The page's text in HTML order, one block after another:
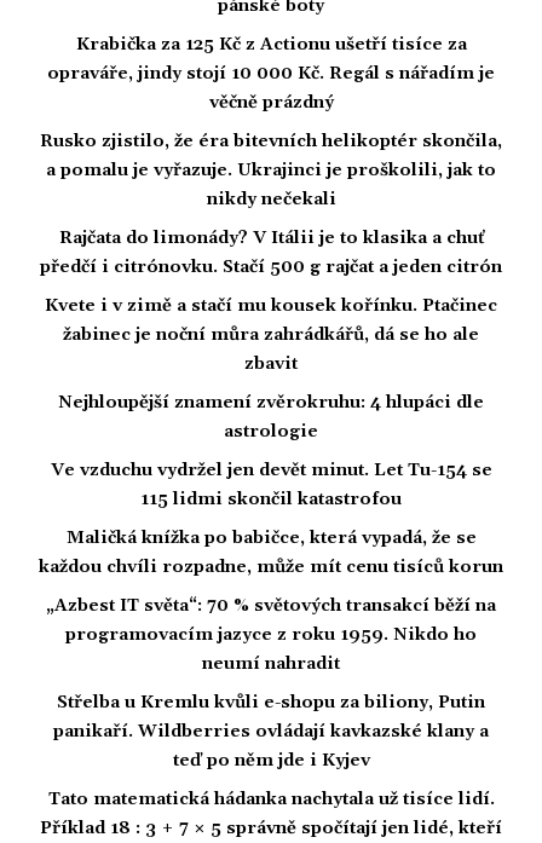
pánské boty
Krabička za 125 Kč z Actionu ušetří tisíce za
opraváře, jindy stojí 10 000 Kč. Regál s nářadím je
věčně prázdný
Rusko zjistilo, že éra bitevních helikoptér skončila,
a pomalu je vyřazuje. Ukrajinci je proškolili, jak to
nikdy nečekali
Rajčata do limonády? V Itálii je to klasika a chuť
předčí i citrónovku. Stačí 500 g rajčat a jeden citrón
Kvete i v zimě a stačí mu kousek kořínku. Ptačinec
žabinec je noční můra zahrádkářů, dá se ho ale
zbavit
Nejhloupější znamení zvěrokruhu: 4 hlupáci dle
astrologie
Ve vzduchu vydržel jen devět minut. Let Tu-154 se
115 lidmi skončil katastrofou
Maličká knížka po babičce, která vypadá, že se
každou chvíli rozpadne, může mít cenu tisíců korun
„Azbest IT světa“: 70 % světových transakcí běží na
programovacím jazyce z roku 1959. Nikdo ho
neumí nahradit
Střelba u Kremlu kvůli e-shopu za biliony, Putin
panikaří. Wildberries ovládají kavkazské klany a
teď po něm jde i Kyjev
Tato matematická hádanka nachytala už tisíce lidí.
Příklad 18 : 3 + 7 × 5 správně spočítají jen lidé, kteří